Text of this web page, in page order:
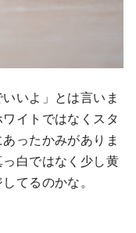
いよ」とは言いま
イトではなくスタ
ったかみがありま
白ではなく少し黄
てるのかな。